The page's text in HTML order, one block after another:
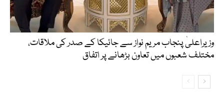
وزیراعلیٰ پنجاب مریم نواز سے جائیکا کے صدر کی ملاقات،
مختلف شعبوں میں تعاون بڑھانے پر اتفاق